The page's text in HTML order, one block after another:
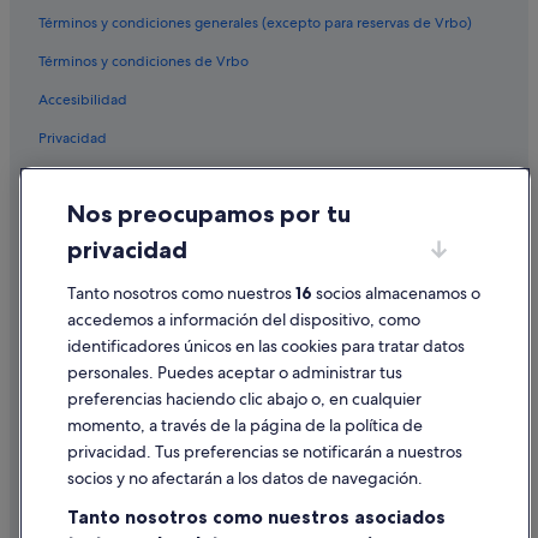
Hoteles con todo incluido en Distrito Centro de Madrid
Hoteles cerca de Estadio Santiago Bernabéu
Room Mate Hotels en Distrito Centro de Madrid
Hoteles cerca de Teatro Lope de Vega
Hoteles que aceptan mascotas en Madrid
Apartoteles en Comunidad de Madrid
Hoteles baratos en Madrid
Términos y condiciones generales (excepto para reservas de Vrbo)
Términos y condiciones de Vrbo
Accesibilidad
Privacidad
Condiciones de uso
Información legal/contacto
Pautas sobre el contenido y cómo denunciar contenido
Ayuda
Cancelar un vuelo
Cancelar una reserva de hotel o de un alquiler vacacional
Nos preocupamos por tu
privacidad
Tanto nosotros como nuestros16 socios almacenamos o
accedemos a información del dispositivo, como
identificadores únicos en las cookies para tratar datos
personales. Puedes aceptar o administrar tus
preferencias haciendo clic abajo o, en cualquier
momento, a través de la página de la política de
privacidad. Tus preferencias se notificarán a nuestros
socios y no afectarán a los datos de navegación.
Tanto nosotros como nuestros asociados